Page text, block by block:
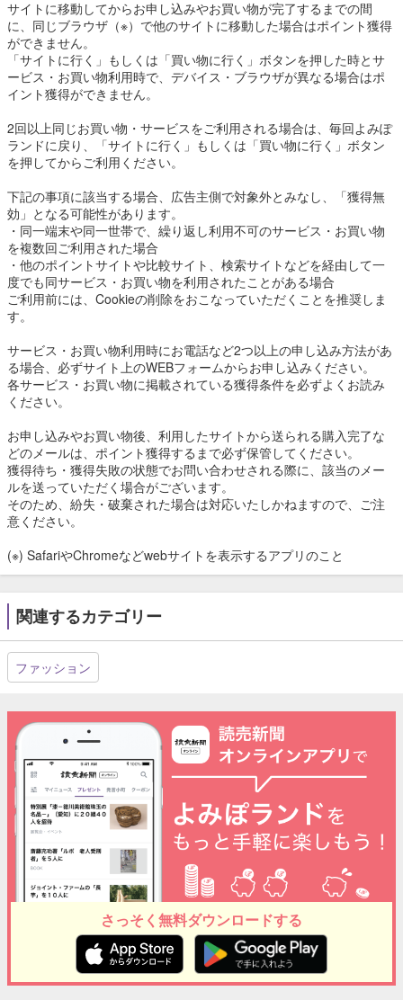
サイトに移動してからお申し込みやお買い物が完了するまでの間
に、同じブラウザ（※）で他のサイトに移動した場合はポイント獲得
ができません。
「サイトに行く」もしくは「買い物に行く」ボタンを押した時とサ
ービス・お買い物利用時で、デバイス・ブラウザが異なる場合はポ
イント獲得ができません。
2回以上同じお買い物・サービスをご利用される場合は、毎回よみぽ
ランドに戻り、「サイトに行く」もしくは「買い物に行く」ボタン
を押してからご利用ください。
下記の事項に該当する場合、広告主側で対象外とみなし、「獲得無
効」となる可能性があります。
・同一端末や同一世帯で、繰り返し利用不可のサービス・お買い物
を複数回ご利用された場合
・他のポイントサイトや比較サイト、検索サイトなどを経由して一
度でも同サービス・お買い物を利用されたことがある場合
ご利用前には、Cookieの削除をおこなっていただくことを推奨しま
す。
サービス・お買い物利用時にお電話など2つ以上の申し込み方法があ
る場合、必ずサイト上のWEBフォームからお申し込みください。
各サービス・お買い物に掲載されている獲得条件を必ずよくお読み
ください。
お申し込みやお買い物後、利用したサイトから送られる購入完了な
どのメールは、ポイント獲得するまで必ず保管してください。
獲得待ち・獲得失敗の状態でお問い合わせされる際に、該当のメー
ルを送っていただく場合がございます。
そのため、紛失・破棄された場合は対応いたしかねますので、ご注
意ください。
(※) SafariやChromeなどwebサイトを表示するアプリのこと
関連するカテゴリー
ファッション
さっそく無料ダウンロードする